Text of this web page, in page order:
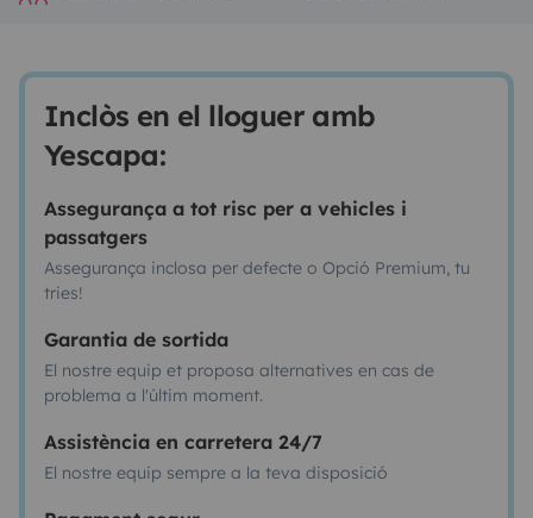
Inclòs en el lloguer amb
Yescapa:
Assegurança a tot risc per a vehicles i
passatgers
Assegurança inclosa per defecte o Opció Premium, tu
tries!
Garantia de sortida
El nostre equip et proposa alternatives en cas de
problema a l'últim moment.
Assistència en carretera 24/7
El nostre equip sempre a la teva disposició